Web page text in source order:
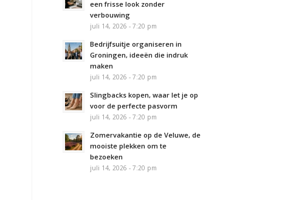
een frisse look zonder
verbouwing
juli 14, 2026 - 7:20 pm
Bedrijfsuitje organiseren in
Groningen, ideeën die indruk
maken
juli 14, 2026 - 7:20 pm
Slingbacks kopen, waar let je op
voor de perfecte pasvorm
juli 14, 2026 - 7:20 pm
Zomervakantie op de Veluwe, de
mooiste plekken om te
bezoeken
juli 14, 2026 - 7:20 pm